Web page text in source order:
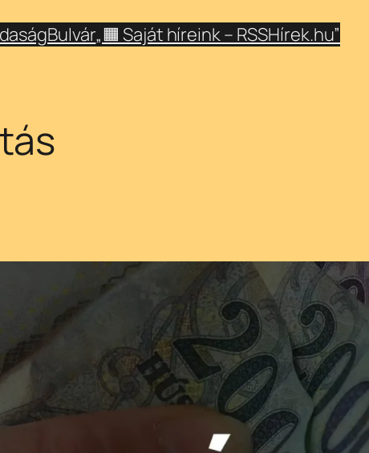
Bulvár„🟧 Saját híreink – RSSHírek.hu”